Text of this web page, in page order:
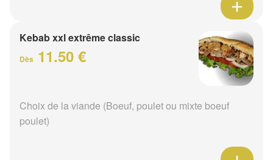
Kebab xxl extrême classic
Dès 11.50 €
Choix de la viande (Boeuf, poulet ou mixte boeuf
poulet)